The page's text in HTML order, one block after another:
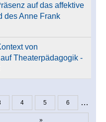
auf das affektive
des Anne Frank
von
Theaterpädagogik -
4 5 6 …
»